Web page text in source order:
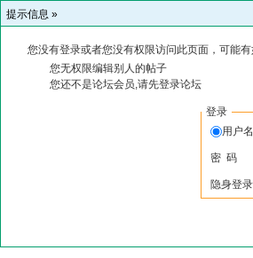
提示信息 »
您没有登录或者您没有权限访问此页面，可能
您无权限编辑别人的帖子
您还不是论坛会员,请先登录论坛
登录
用户
密 码
隐身登录